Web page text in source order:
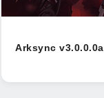
Arksync v3.0.0.0a